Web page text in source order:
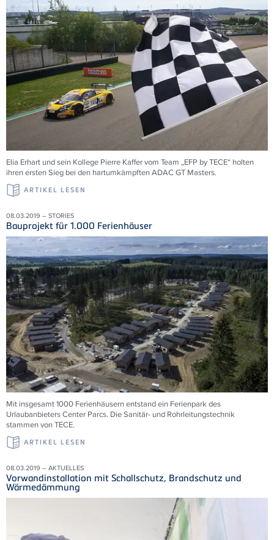
Elia Erhart und sein Kollege Pierre Kaffer vom Team „EFP by TECE“ holten
ihren ersten Sieg bei den hartumkämpften ADAC GT Masters.
ARTIKEL LESEN
08.03.2019 – STORIES
Bauprojekt für 1.000 Ferienhäuser
Mit insgesamt 1000 Ferienhäusern entstand ein Ferienpark des
Urlaubanbieters Center Parcs. Die Sanitär- und Rohrleitungstechnik
stammen von TECE.
ARTIKEL LESEN
08.03.2019 – AKTUELLES
Vorwandinstallation mit Schallschutz, Brandschutz und
Wärmedämmung